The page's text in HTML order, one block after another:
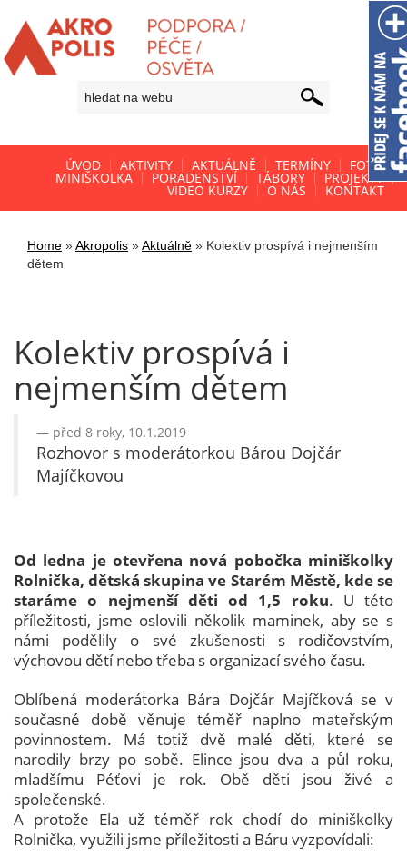
ÚVOD AKTIVITY AKTUÁLNĚ TERMÍNY FOTO
MINIŠKOLKA PORADENSTVÍ TÁBORY PROJEKTY
VIDEO KURZY O NÁS KONTAKT
Home »Akropolis »Aktuálně » Kolektiv prospívá i nejmenším
dětem
Kolektiv prospívá i
nejmenším dětem
před 8 roky, 10.1.2019
Rozhovor s moderátorkou Bárou Dojčár
Majíčkovou
Od ledna je otevřena nová pobočka miniškolky
Rolnička, dětská skupina ve Starém Městě, kde se
staráme o nejmenší děti od 1,5 roku. U této
příležitosti, jsme oslovili několik maminek, aby se s
námi podělily o své zkušenosti s rodičovstvím,
výchovou dětí nebo třeba s organizací svého času.
Oblíbená moderátorka Bára Dojčár Majíčková se v
současné době věnuje téměř naplno mateřským
povinnostem. Má totiž dvě malé děti, které se
narodily brzy po sobě. Elince jsou dva a půl roku,
mladšímu Péťovi je rok. Obě děti jsou živé a
společenské.
A protože Ela už téměř rok chodí do miniškolky
Rolnička, využili jsme příležitosti a Báru vyzpovídali: